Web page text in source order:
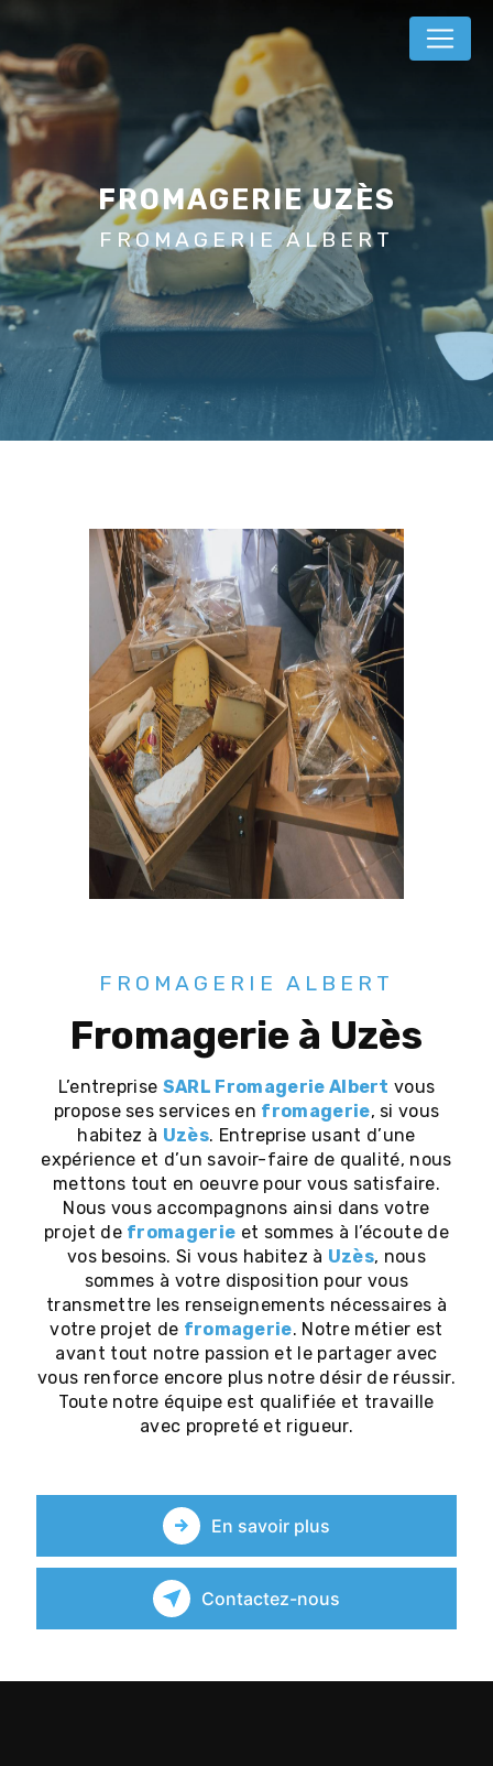
FROMAGERIE UZÈS
FROMAGERIE ALBERT
FROMAGERIE ALBERT
fromagerie à Uzès
L’entreprise SARL Fromagerie Albert vous
propose ses services en fromagerie, si vous
habitez à Uzès. Entreprise usant d’une
expérience et d’un savoir-faire de qualité, nous
mettons tout en oeuvre pour vous satisfaire.
Nous vous accompagnons ainsi dans votre
projet de fromagerie et sommes à l’écoute de
vos besoins. Si vous habitez à Uzès, nous
sommes à votre disposition pour vous
transmettre les renseignements nécessaires à
votre projet de fromagerie. Notre métier est
avant tout notre passion et le partager avec
vous renforce encore plus notre désir de réussir.
Toute notre équipe est qualifiée et travaille
avec propreté et rigueur.
En savoir plus
Contactez-nous